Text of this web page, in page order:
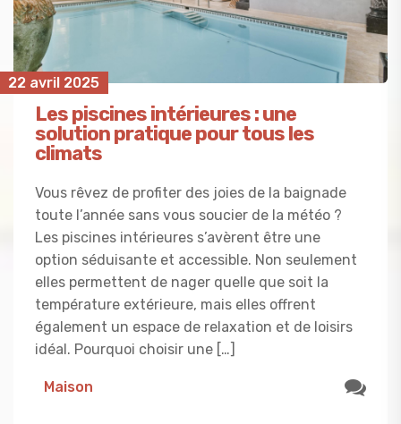
22 avril 2025
Les piscines intérieures : une
solution pratique pour tous les
climats
Vous rêvez de profiter des joies de la baignade
toute l’année sans vous soucier de la météo ?
Les piscines intérieures s’avèrent être une
option séduisante et accessible. Non seulement
elles permettent de nager quelle que soit la
température extérieure, mais elles offrent
également un espace de relaxation et de loisirs
idéal. Pourquoi choisir une […]
Maison